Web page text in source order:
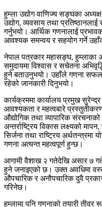
हुम्ला उद्योग वाणिज्य सङ्घका
उद्योग, व्यवसाय तथा
गर्नुभयो। आर्थिक गणनालाई
आवश्यक समन्वय र सहयोग गर्ने
नेपाल पत्रकार महासङ्घ, हुम्लाका
समुदायमा विश्वास र सचेतना
हुने बताउनुभयो। उहाँले गणना सफल
रहेको जानकारी दिनुभयो।
कार्यक्रममा कार्यालय प्रमुख
आवश्यकता र महत्वबारे
औद्योगिक तथा व्यापारिक
अन्तर्राष्ट्रिय विकास लक्ष्यको मापन,
सिर्जना तथा राष्ट्रिय
गणना अत्यन्त महत्वपूर्ण हुन्छ।
आगामी वैशाख २ गतेदेखि असार ७
हुने जनाइएको छ। उक्त अवधिमा
औपचारिक र अनौपचारिक दुवै
गरिनेछ।
हुम्लामा पनि गणनाको तयारी